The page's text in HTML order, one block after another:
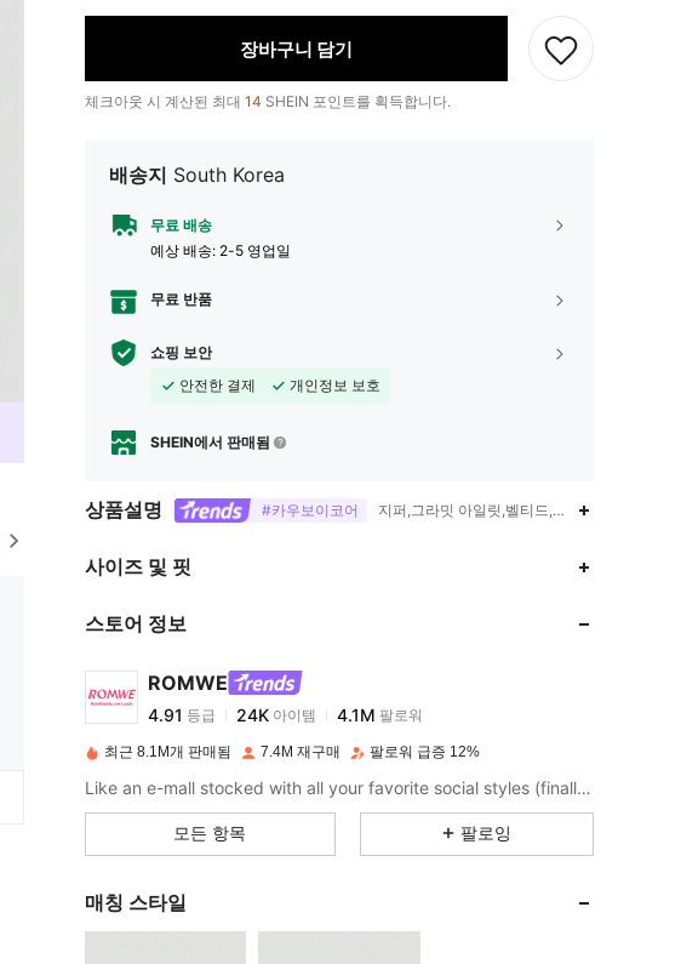
장바구니 담기
체크아웃 시 계산된 최대 14 SHEIN 포인트를 획득합니다.
배송지 South Korea
무료 배송
예상 배송: 2-5 영업일
무료 반품
쇼핑 보안
안전한 결제
개인정보 보호
SHEIN에서 판매됨
상품설명 #카우보이코어 지퍼,그라밋 아일릿,벨티드,손 세탁 하십시오.
사이즈 및 핏
스토어 정보
ROMWE
4.91
4.91
24K아이템
c***t 이(가)하루 전에지불됨
4.91 24K
4.91
최근 8.1M개 판매됨 7.4M 재구매 팔로워 급증 12%
Like an e-mall stocked with all your favorite social styles (finally). Put your aesthetic on lock with the ROMWE apparel and decor you've seen - and loved - online, plus all the dark pop pieces you never knew you needed.
모든 항목 팔로잉
매칭 스타일